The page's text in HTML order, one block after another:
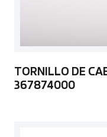
TORNILLO DE
367874000